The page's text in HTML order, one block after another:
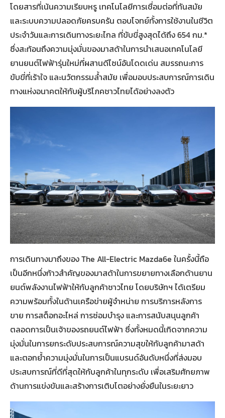
โดยสารที่เน้นความเรียบหรู เทคโนโลยีการเชื่อมต่อที่ทันสมัย
และระบบความปลอดภัยครบครัน ตอบโจทย์ทั้งการใช้งานในชีวิต
ประจำวันและการเดินทางระยะไกล ที่ขับขี่สูงสุดได้ถึง 654 กม.*
ซึ่งสะท้อนถึงความมุ่งมั่นของมาสด้าในการนำเสนอเทคโนโลยี
ยานยนต์ไฟฟ้ารุ่นใหม่ที่ผสานดีไซน์อันโดดเด่น สมรรถนะการ
ขับขี่ที่เร้าใจ และนวัตกรรมล้ำสมัย เพื่อมอบประสบการณ์การเดิน
ทางแห่งอนาคตให้กับผู้บริโภคชาวไทยได้อย่างลงตัว
การเดินทางมาถึงของ The All-Electric Mazda6e ในครั้งนี้ถือ
เป็นอีกหนึ่งก้าวสำคัญของมาสด้าในการขยายทางเลือกด้านยาน
ยนต์พลังงานไฟฟ้าให้กับลูกค้าชาวไทย โดยบริษัทฯ ได้เตรียม
ความพร้อมทั้งในด้านเครือข่ายผู้จำหน่าย การบริการหลังการ
ขาย การสต็อกอะไหล่ การซ่อมบำรุง และการสนับสนุนลูกค้า
ตลอดการเป็นเจ้าของรถยนต์ไฟฟ้า ซึ่งทั้งหมดนี้เกิดจากความ
มุ่งมั่นในการยกระดับประสบการณ์ความสุขให้กับลูกค้ามาสด้า
และตอกย้ำความมุ่งมั่นในการเป็นแบรนด์อันดับหนึ่งที่ส่งมอบ
ประสบการณ์ที่ดีที่สุดให้กับลูกค้าในทุกระดับ เพื่อเสริมศักยภาพ
ด้านการแข่งขันและสร้างการเติบโตอย่างยั่งยืนในระยะยาว